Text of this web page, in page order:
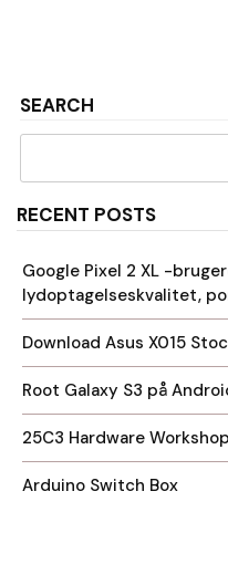
SEARCH
RECENT POSTS
Google Pixel 2 XL -
lydoptagelseskvalitet,
Download Asus X015
Root Galaxy S3 på
25C3 Hardware
Arduino Switch Box